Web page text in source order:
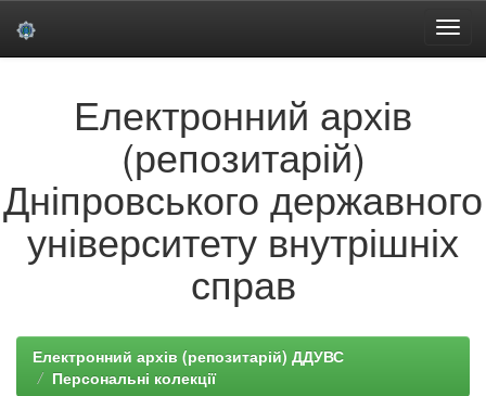
Електронний архів
(репозитарій)
Дніпровського державного
університету внутрішніх
справ
Електронний архів (репозитарій) ДДУВС
Персональні колекції